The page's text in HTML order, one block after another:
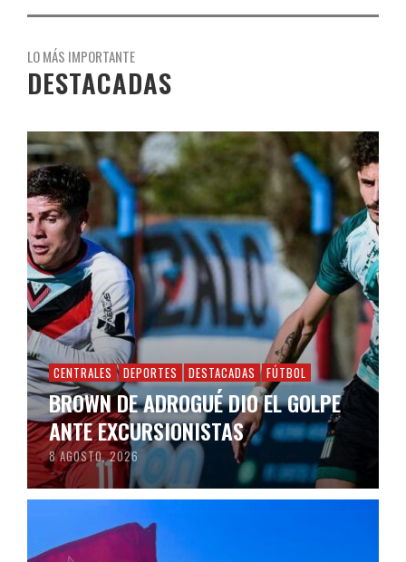
LO MÁS IMPORTANTE
DESTACADAS
CENTRALES DEPORTES DESTACADAS FÚTBOL
BROWN DE ADROGUÉ DIO EL GOLPE
ANTE EXCURSIONISTAS
8 AGOSTO, 2026